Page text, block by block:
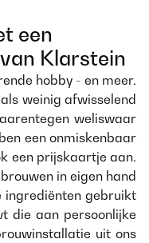
een
Klarstein
hobby - en meer.
weinig afwisselend
weliswaar
een onmiskenbaar
een prijskaartje aan.
in eigen hand
ingrediënten gebruikt
die aan persoonlijke
uit ons